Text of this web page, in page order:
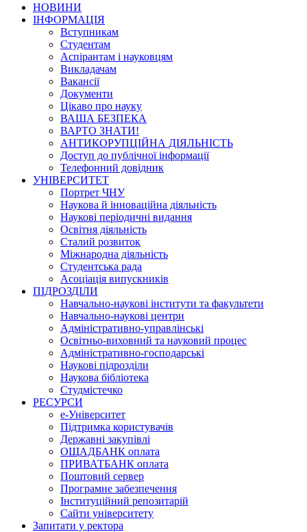
НОВИНИ
ІНФОРМАЦІЯ
Вступникам
Студентам
Аспірантам і науковцям
Викладачам
Вакансії
Документи
Цікаво про науку
ВАША БЕЗПЕКА
ВАРТО ЗНАТИ!
АНТИКОРУПЦІЙНА ДІЯЛЬНІСТЬ
Доступ до публічної інформації
Телефонний довідник
УНІВЕРСИТЕТ
Портрет ЧНУ
Наукова й інноваційна діяльність
Наукові періодичні видання
Освітня діяльність
Сталий розвиток
Міжнародна діяльність
Студентська рада
Асоціація випускників
ПІДРОЗДІЛИ
Навчально-наукові інститути та факультети
Навчально-наукові центри
Адміністративно-управлінські
Освітньо-виховний та науковий процес
Адміністративно-господарські
Наукові підрозділи
Наукова бібліотека
Студмістечко
РЕСУРСИ
е-Університет
Підтримка користувачів
Державні закупівлі
ОЩАДБАНК оплата
ПРИВАТБАНК оплата
Поштовий сервер
Програмне забезпечення
Інституційний репозитарій
Сайти університету
Запитати у ректора